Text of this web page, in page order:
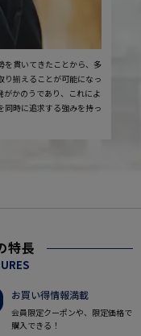
を貫いてきたことから、多
り揃えることが可能になっ
がかのうであり、これによ
同時に追求する強みを持っ
特長
お買い得情報満載
会員限定クーポンや、限定価格で
購入できる！